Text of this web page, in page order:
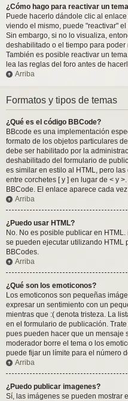
¿Cómo hago para reactivar un
Puede hacerlo dándole clic al
viendo el mismo, puede "reactivar"
Sin embargo, si no lo visualiza,
deshabilitado o el tiempo para
También es posible reactivar un
lea las reglas del foro antes de
Arriba
Formatos y tipos de temas
¿Qué es el código BBCode?
BBcode es una implementación
formato de los objetos particulares
debe ser habilitado por la
deshabilitado del formulario de
es similar en estilo al HTML, pero
entre corchetes [ y ] en lugar de < y
BBCode. El enlace aparece cada
Arriba
¿Puedo usar HTML?
No. No es posible publicar en
se pueden ejecutar utilizando HTML
BBCodes.
Arriba
¿Qué son los emoticonos?
Los emoticonos son pequeñas
expresar un sentimiento con un
mientras que :( denota tristeza. La
en el formulario de publicación.
pues pueden hacer que un mensaje
moderador borre el tema o los
puede fijar un límite para el número
Arriba
¿Puedo publicar imagenes?
Sí, las imágenes se pueden mostrar